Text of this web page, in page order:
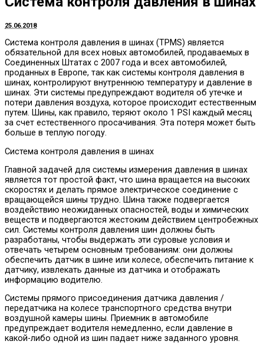
25.06.2018
Система контроля давления в шинах (TPMS) является
обязательной для всех новых автомобилей, продаваемых в
Соединенных Штатах с 2007 года и всех автомобилей,
проданных в Европе, так как системы контроля давления в
шинах, контролируют внутреннюю температуру и давление в
шинах. Эти системы предупреждают водителя об утечке и
потери давления воздуха, которое происходит естественным
путем. Шины, как правило, теряют около 1 PSI каждый месяц
за счет естественного просачивания. Эта потеря может быть
больше в теплую погоду.
Система контроля давления в шинах
Главной задачей для системы измерения давления в шинах
является тот простой факт, что шина вращается на высоких
скоростях и делать прямое электрическое соединение с
вращающейся шины трудно. Шина также подвергается
воздействию неожиданных опасностей, воды и химических
веществ и подвергаются жестоким действием центробежных
сил. Системы контроля давления шин должны быть
разработаны, чтобы выдержать эти суровые условия и
отвечать четырем основным требованиям: они должны
обеспечить датчик в шине или колесе, обеспечить питание к
датчику, извлекать данные из датчика и отображать
информацию водителю.
Системы прямого присоединения датчика давления /
передатчика на колесе транспортного средства внутри
воздушной камеры шины. Приемник в автомобиле
предупреждает водителя немедленно, если давление в
какой-либо одной из шин падает ниже заданного уровня.